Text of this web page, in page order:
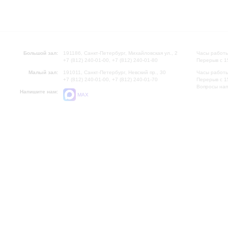
Большой зал:
191186, Санкт-Петербург, Михайловская ул., 2
+7 (812) 240-01-00, +7 (812) 240-01-80
Малый зал:
191011, Санкт-Петербург, Невский пр., 30
+7 (812) 240-01-00, +7 (812) 240-01-70
Напишите нам:
MAX
Часы
Перерыв с
Часы
Перерыв с
Вопросы